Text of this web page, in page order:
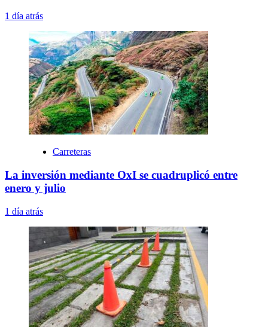
1 día atrás
Carreteras
La inversión mediante OxI se cuadruplicó entre
enero y julio
1 día atrás